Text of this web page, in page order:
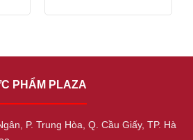
5
PHẨM PLAZA
P. Trung Hòa, Q. Cầu Giấy, TP. Hà